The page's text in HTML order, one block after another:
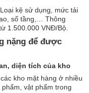
kệ sử dụng, mức tải
số tầng,… Thông
1.500.000 VNĐ/Bộ.
nặng để được
diện tích của kho
kho mặt hàng ở nhiều
vật phẩm trong